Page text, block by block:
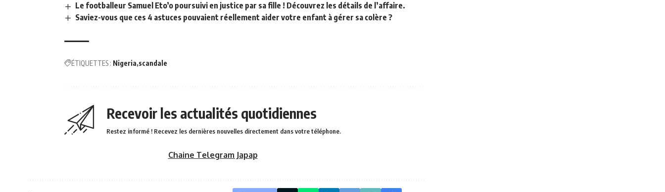
Le footballeur Samuel Eto’o poursuivi en justice par sa fille ! Découvrez les détails de l’affaire.
Saviez-vous que ces 4 astuces pouvaient réellement aider votre enfant à gérer sa colère ?
ÉTIQUETTES : Nigeria scandale
Recevoir les actualités quotidiennes
Restez informé ! Recevez les dernières nouvelles directement dans votre téléphone.
Chaine Telegram Japap